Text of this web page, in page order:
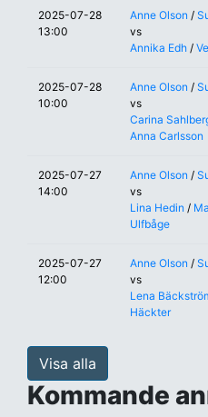
2025-07-28
13:00
Anne Olson /
vs
Annika Edh /
2025-07-28
10:00
Anne Olson /
vs
Carina
Anna Carlsson
2025-07-27
14:00
Anne Olson /
vs
Lina Hedin /
Ulfbåge
2025-07-27
12:00
Anne Olson /
vs
Lena
Häckter
Visa alla
Kommande